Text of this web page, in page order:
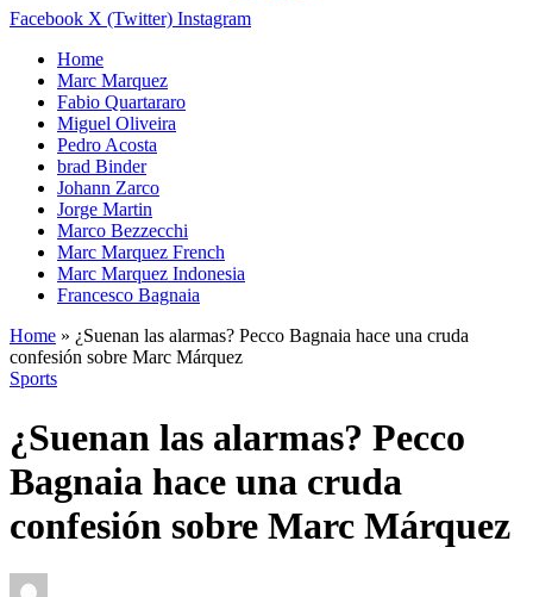
Facebook X (Twitter) Instagram
Home
Marc Marquez
Fabio Quartararo
Miguel Oliveira
Pedro Acosta
brad Binder
Johann Zarco
Jorge Martin
Marco Bezzecchi
Marc Marquez French
Marc Marquez Indonesia
Francesco Bagnaia
Home » ¿Suenan las alarmas? Pecco Bagnaia hace una cruda
confesión sobre Marc Márquez
Sports
¿Suenan las alarmas? Pecco
Bagnaia hace una cruda
confesión sobre Marc Márquez